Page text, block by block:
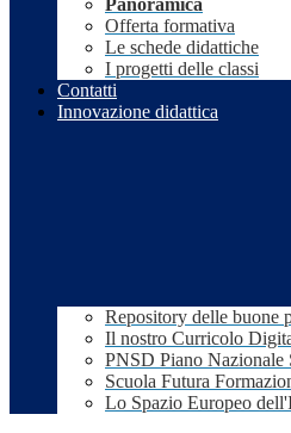
Panoramica
Offerta formativa
Le schede didattiche
I progetti delle classi
Contatti
Innovazione didattica
Repository delle buone
Il nostro Curricolo
PNSD Piano Nazionale
Scuola Futura
Lo Spazio Europeo